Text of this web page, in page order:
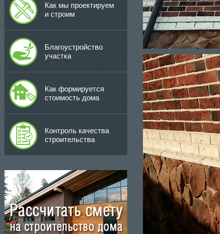
Как мы проектируем
и строим
Благоустройство
участка
Как формируется
стоимость дома
Контроль качества
строительства